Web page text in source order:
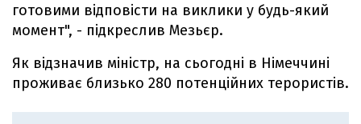
готовими відповісти на виклики у будь-який
момент", - підкреслив Мезьєр.
Як відзначив міністр, на сьогодні в Німеччині
проживає близько 280 потенційних терористів.